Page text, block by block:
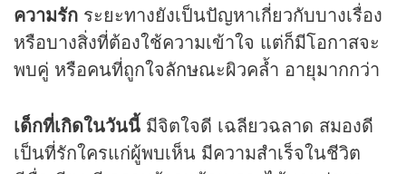
ความรัก ระยะทางยังเป็นปัญหาเกี่ยวกับบางเรื่อง
หรือบางสิ่งที่ต้องใช้ความเข้าใจ แต่ก็มีโอกาสจะ
พบคู่ หรือคนที่ถูกใจลักษณะผิวคล้ำ อายุมากกว่า
เด็กที่เกิดในวันนี้ มีจิตใจดี เฉลียวฉลาด สมองดี
เป็นที่รักใครแก่ผู้พบเห็น มีความสำเร็จในชีวิต